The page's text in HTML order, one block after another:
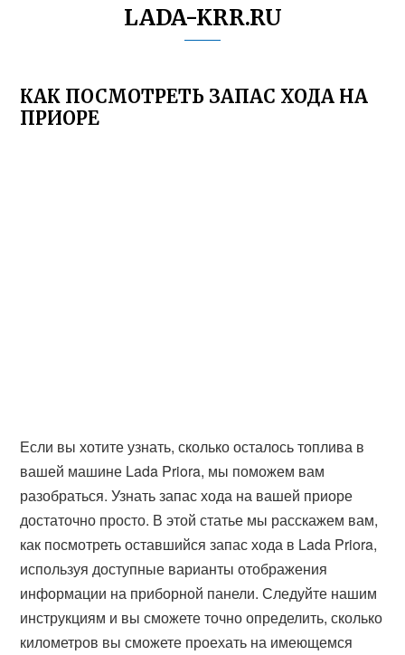
LADA-KRR.RU
КАК ПОСМОТРЕТЬ ЗАПАС ХОДА НА
ПРИОРЕ
Если вы хотите узнать, сколько осталось топлива в
вашей машине Lada Priora, мы поможем вам
разобраться. Узнать запас хода на вашей приоре
достаточно просто. В этой статье мы расскажем вам,
как посмотреть оставшийся запас хода в Lada Priora,
используя доступные варианты отображения
информации на приборной панели. Следуйте нашим
инструкциям и вы сможете точно определить, сколько
километров вы сможете проехать на имеющемся